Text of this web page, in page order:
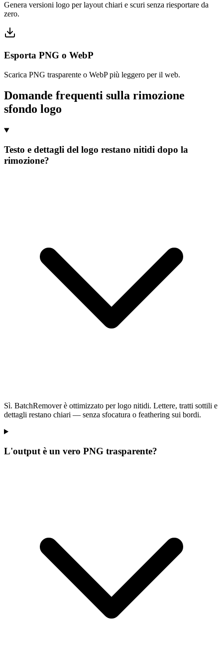
Genera versioni logo per layout chiari e scuri senza riesportare da
zero.
Esporta PNG o WebP
Scarica PNG trasparente o WebP più leggero per il web.
Domande frequenti sulla rimozione
sfondo logo
Testo e dettagli del logo restano nitidi dopo la
rimozione?
Sì. BatchRemover è ottimizzato per logo nitidi. Lettere, tratti sottili e
dettagli restano chiari — senza sfocatura o feathering sui bordi.
L'output è un vero PNG trasparente?